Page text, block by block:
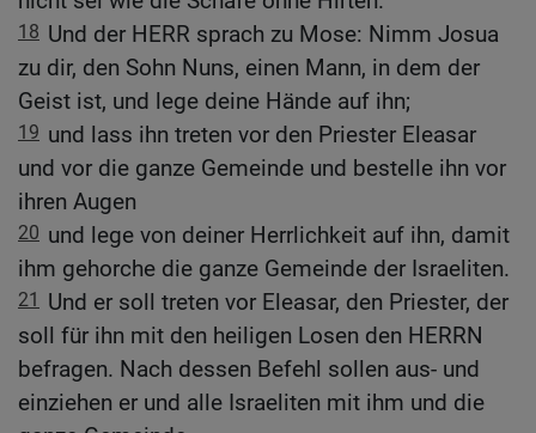
18 Und der HERR sprach zu Mose: Nimm Josua
zu dir, den Sohn Nuns, einen Mann, in dem der
Geist ist, und lege deine Hände auf ihn;
19 und lass ihn treten vor den Priester Eleasar
und vor die ganze Gemeinde und bestelle ihn vor
ihren Augen
20 und lege von deiner Herrlichkeit auf ihn, damit
ihm gehorche die ganze Gemeinde der Israeliten.
21
Und er soll treten vor Eleasar, den Priester, der
soll für ihn mit den heiligen Losen den HERRN
befragen. Nach dessen Befehl sollen aus- und
einziehen er und alle Israeliten mit ihm und die